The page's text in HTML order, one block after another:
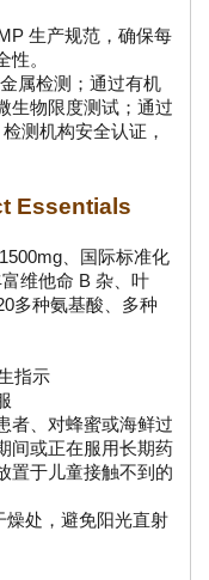
生产规范，确保每
性。
属检测；通过有机
生物限度测试；通过
测机构安全认证，
Essentials
、国际标准化
维他命 B 杂、叶
多种氨基酸、多种
指示
者、对蜂蜜或海鲜过
间或正在服用长期药
置于儿童接触不到的
燥处，避免阳光直射